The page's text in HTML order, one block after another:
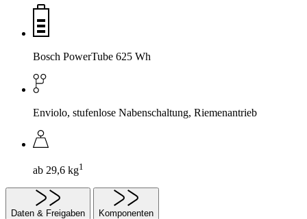
Bosch PowerTube 625 Wh
Enviolo, stufenlose Nabenschaltung, Riemenantrieb
ab 29,6 kg1
Daten & Freigaben Komponenten